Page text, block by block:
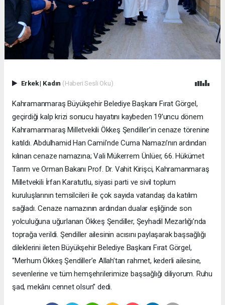
Erkek| Kadın (Haberi Sesli Oku)
Kahramanmaraş Büyükşehir Belediye Başkanı Fırat Görgel,
geçirdiği kalp krizi sonucu hayatını kaybeden 19’uncu dönem
Kahramanmaraş Milletvekili Ökkeş Şendiller’in cenaze törenine
katıldı. Abdulhamid Han Camii’nde Cuma Namazı’nın ardından
kılınan cenaze namazına; Vali Mükerrem Ünlüer, 66. Hükümet
Tarım ve Orman Bakanı Prof. Dr. Vahit Kirişci, Kahramanmaraş
Milletvekili İrfan Karatutlu, siyasi parti ve sivil toplum
kuruluşlarının temsilcileri ile çok sayıda vatandaş da katılım
sağladı. Cenaze namazının ardından dualar eşliğinde son
yolculuğuna uğurlanan Ökkeş Şendiller, Şeyhadil Mezarlığı’nda
toprağa verildi. Şendiller ailesinin acısını paylaşarak başsağlığı
dileklerini ileten Büyükşehir Belediye Başkanı Fırat Görgel,
“Merhum Ökkeş Şendiller’e Allah’tan rahmet, kederli ailesine,
sevenlerine ve tüm hemşehrilerimize başsağlığı diliyorum. Ruhu
şad, mekânı cennet olsun” dedi.